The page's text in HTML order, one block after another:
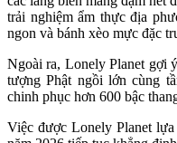
trải nghiệm ẩm thực địa
ngon và bánh xèo mực đặc
Ngoài ra, Lonely Planet gợi
tượng Phật ngồi lớn cùng
chinh phục hơn 600 bậc
Việc được Lonely Planet